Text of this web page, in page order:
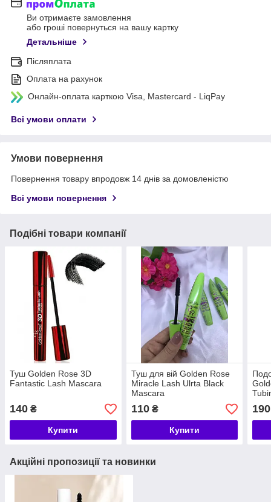
Ви отримаєте замовлення
або гроші повернуться на вашу картку
Детальніше
Післяплата
Оплата на рахунок
Онлайн-оплата карткою Visa, Mastercard - LiqPay
Всі умови оплати
Умови повернення
Повернення товару впродовж 14 днів за домовленістю
Всі умови повернення
Подібні товари компанії
Туш Golden Rose 3D
Fantastic Lash Mascara
140 ₴
Купити
Туш для вій Golden Rose
Miracle Lash Ulrta Black
Mascara
110₴
Купити
190
Акційні пропозиції та новинки